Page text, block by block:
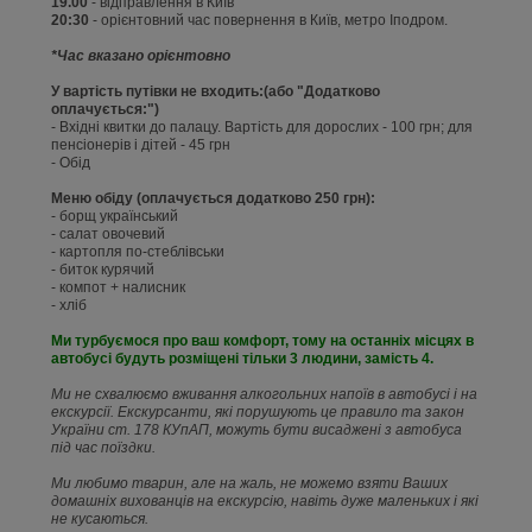
20:30 - орієнтовний час повернення в Київ, метро Іподром.
*Час вказано орієнтовно
У вартість путівки не входить:(або "Додатково
оплачується:")
- Вхідні квитки до палацу. Вартість для дорослих - 100 грн; для
пенсіонерів і дітей - 45 грн
- Обід
Меню обіду (оплачується додатково 250 грн):
- борщ український
- салат овочевий
- картопля по-стеблiвськи
- биток курячий
- компот + налисник
- хлiб
Ми турбуємося про ваш комфорт, тому на останніх місцях в
автобусі будуть розміщені тільки 3 людини, замість 4.
Ми не схвалюємо вживання алкогольних напоїв в автобусі і на
екскурсії. Екскурсанти, які порушують це правило та закон
України ст. 178 КУпАП, можуть бути висаджені з автобуса
під час поїздки.
Ми любимо тварин, але на жаль, не можемо взяти Ваших
домашніх вихованців на екскурсію, навіть дуже маленьких і які
не кусаються.